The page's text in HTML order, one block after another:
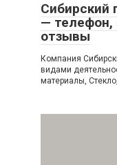
Сибирский
— телефон,
отзывы
Компания
видами
материалы,